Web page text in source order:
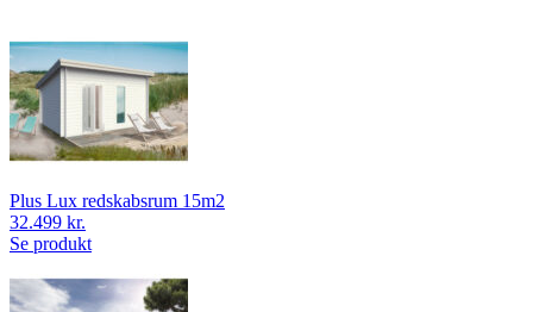
Plus Lux redskabsrum 15m2
32.499 kr.
Se produkt